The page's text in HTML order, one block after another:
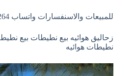
للمبيعات والاسنفسارات واتساب 0502008264
زحاليق هوائيه بيع نطيطات بيع
نطيطات هوائيه